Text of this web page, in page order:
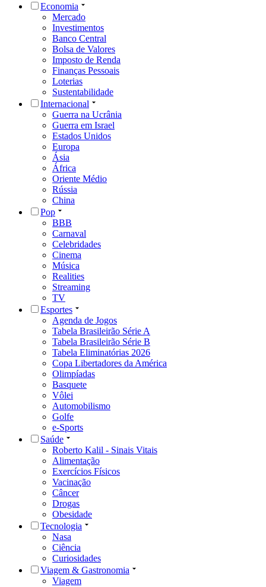
Economia
Mercado
Investimentos
Banco Central
Bolsa de Valores
Imposto de Renda
Finanças Pessoais
Loterias
Sustentabilidade
Internacional
Guerra na Ucrânia
Guerra em Israel
Estados Unidos
Europa
Ásia
África
Oriente Médio
Rússia
China
Pop
BBB
Carnaval
Celebridades
Cinema
Música
Realities
Streaming
TV
Esportes
Agenda de Jogos
Tabela Brasileirão Série A
Tabela Brasileirão Série B
Tabela Eliminatórias 2026
Copa Libertadores da América
Olimpíadas
Basquete
Vôlei
Automobilismo
Golfe
e-Sports
Saúde
Roberto Kalil - Sinais Vitais
Alimentação
Exercícios Físicos
Vacinação
Câncer
Drogas
Obesidade
Tecnologia
Nasa
Ciência
Curiosidades
Viagem & Gastronomia
Viagem